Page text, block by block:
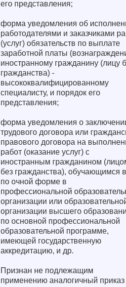
его представления;
форма уведомления об
работодателями и заказчиками
(услуг) обязательств по выплате
заработной платы
иностранному гражданину (лицу
гражданства) -
высококвалифицированному
специалисту, и порядок его
представления;
форма уведомления о
трудового договора или
правового договора на
работ (оказание услуг) с
иностранным гражданином
без гражданства), обучающимся
по очной форме в
профессиональной
организации или
организации высшего
по основной профессиональной
образовательной программе,
имеющей государственную
аккредитацию, и др.
Признан не подлежащим
применению аналогичный приказ